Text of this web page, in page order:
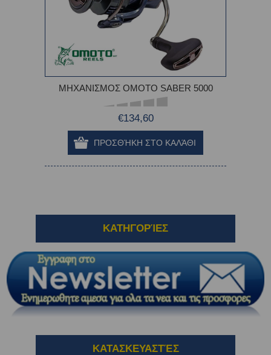
ΜΗΧΑΝΙΣΜΟΣ OMOTO SABER 5000
€134,60
ΚΑΤΗΓΟΡΊΕΣ
ΚΑΤΑΣΚΕΥΑΣΤΈΣ